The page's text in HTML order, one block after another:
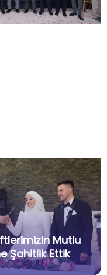
Mutlu
Şahitlik Ettik